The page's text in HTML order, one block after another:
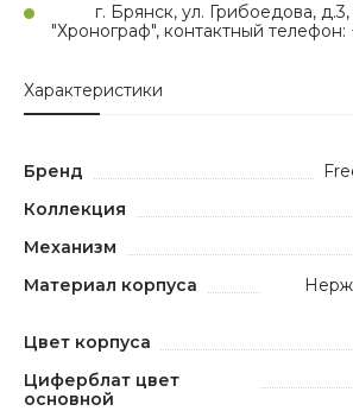
г. Брянск, ул. Грибоедова,
"Хронограф", контактный телефон:
Характеристики
Бренд
Коллекция
Механизм
Материал корпуса
Цвет корпуса
Циферблат цвет
основной